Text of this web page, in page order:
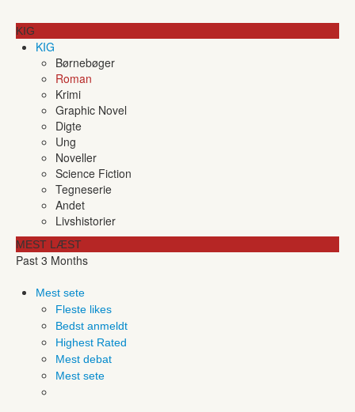
KIG
KIG
Børnebøger
Roman
Krimi
Graphic Novel
Digte
Ung
Noveller
Science Fiction
Tegneserie
Andet
Livshistorier
MEST LÆST
Past 3 Months
Mest sete
Fleste likes
Bedst anmeldt
Highest Rated
Mest debat
Mest sete